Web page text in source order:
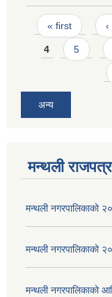
Pages
« first
4 5
अन्य
मन्थली राजपत्र
मन्थली नगरपालिकाको
मन्थली नगरपालिकाको
मन्थली नगरपालिकाको